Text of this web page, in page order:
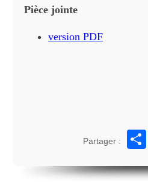
Pièce jointe
version PDF
Partager :